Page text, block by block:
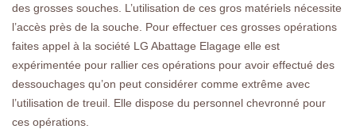
des grosses souches. L’utilisation de ces gros matériels nécessite
l’accès près de la souche. Pour effectuer ces grosses opérations
faites appel à la société LG Abattage Elagage elle est
expérimentée pour rallier ces opérations pour avoir effectué des
dessouchages qu’on peut considérer comme extrême avec
l’utilisation de treuil. Elle dispose du personnel chevronné pour
ces opérations.